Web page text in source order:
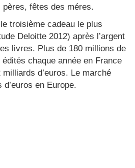
fêtes des méres.
troisième cadeau le plus
Deloitte 2012) après l’argent
livres. Plus de 180 millions de
chaque année en France
d’euros. Le marché
en Europe.